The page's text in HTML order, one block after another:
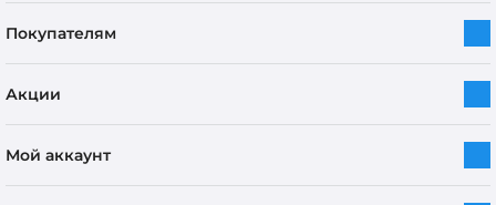
Покупателям
Акции
Мой аккаунт